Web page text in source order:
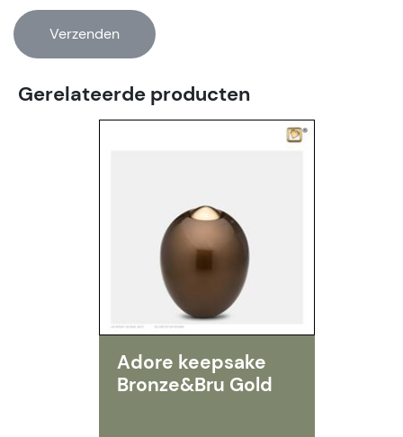
Gerelateerde producten
Adore keepsake
Bronze&Bru Gold